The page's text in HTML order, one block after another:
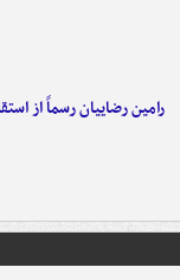
رامین رضاییان رسماً از